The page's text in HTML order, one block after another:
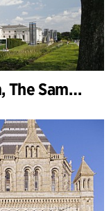
National Maritime Museum, The Sammy Ofer Wing